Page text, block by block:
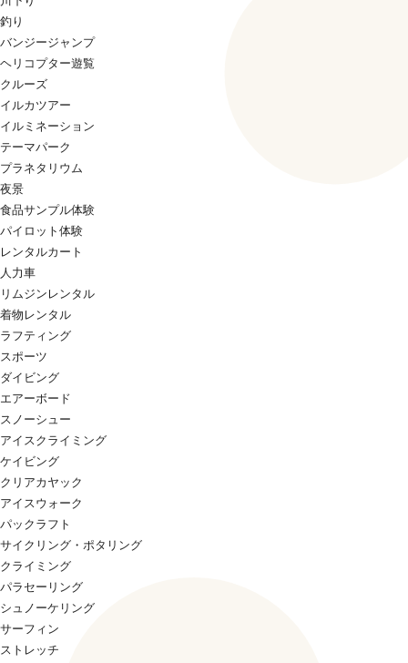
釣り
バンジージャンプ
ヘリコプター遊覧
クルーズ
イルカツアー
イルミネーション
テーマパーク
プラネタリウム
夜景
食品サンプル体験
パイロット体験
レンタルカート
人力車
リムジンレンタル
着物レンタル
ラフティング
スポーツ
ダイビング
エアーボード
スノーシュー
アイスクライミング
ケイビング
クリアカヤック
アイスウォーク
パックラフト
サイクリング・ポタリング
クライミング
パラセーリング
シュノーケリング
サーフィン
ストレッチ